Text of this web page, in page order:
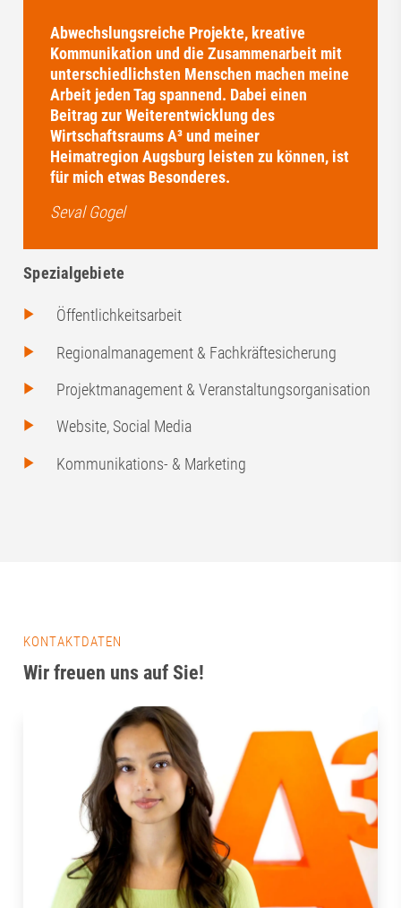
Abwechslungsreiche Projekte, kreative
Kommunikation und die Zusammenarbeit mit
unterschiedlichsten Menschen machen meine
Arbeit jeden Tag spannend. Dabei einen
Beitrag zur Weiterentwicklung des
Wirtschaftsraums A³ und meiner
Heimatregion Augsburg leisten zu können, ist
für mich etwas Besonderes.
Seval Gogel
Spezialgebiete
Öffentlichkeitsarbeit
Regionalmanagement & Fachkräftesicherung
Projektmanagement & Veranstaltungsorganisation
Website, Social Media
Kommunikations- & Marketing
KONTAKTDATEN
Wir freuen uns auf Sie!